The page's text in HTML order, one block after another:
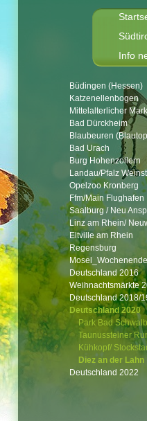
Info
Büdingen (Hessen)
Katzenellenbogen
Mittelalterlicher
Bad Dürckheim
Blaubeuren
Bad Urach
Burg Hohenzollern
Landau/Pfalz
Opelzoo Kronberg
Ffm/Main Flughafen
Saalburg / Neu
Linz am Rhein/
Eltville am Rhein
Regensburg
Mosel_Wochenende
Deutschland 2016
Weihnachtsmärkte
Deutschland 2018/
Deutschland 2020
Park Bad
Taunussteiner
Kühkopf/
Diez an der Lahn
Deutschland 2022